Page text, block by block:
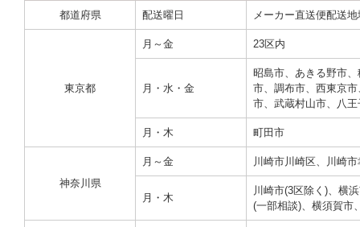
都道府県 配送曜日 メーカー直送便配送地
東京都
月～金 23区内
月・水・金
昭島市、あきる野市
市、調布市、西東京
市、武蔵村山市、八
月・木 町田市
神奈川県
月～金 川崎市川崎区、川崎
月・木
川崎市(3区除く)、横
(一部相談)、横須賀市